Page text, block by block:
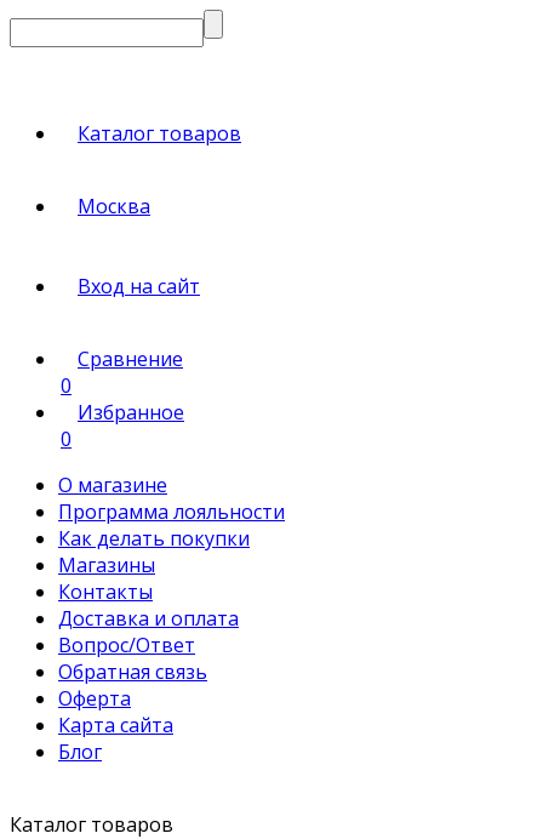
Каталог товаров
Москва
Вход на сайт
Сравнение
0
Избранное
0
О магазине
Программа лояльности
Как делать покупки
Магазины
Контакты
Доставка и оплата
Вопрос/Ответ
Обратная связь
Оферта
Карта сайта
Блог
Каталог товаров